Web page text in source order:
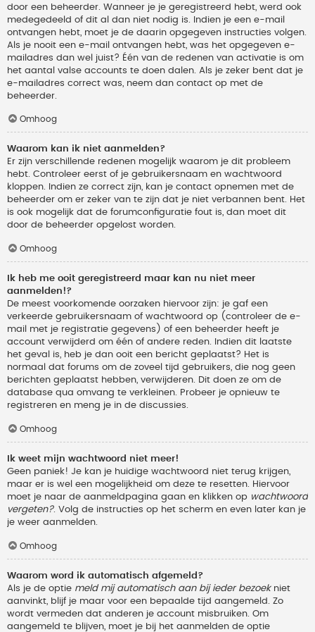
door een beheerder. Wanneer je je geregistreerd hebt, werd ook
medegedeeld of dit al dan niet nodig is. Indien je een e-mail
ontvangen hebt, moet je de daarin opgegeven instructies volgen.
Als je nooit een e-mail ontvangen hebt, was het opgegeven e-
mailadres dan wel juist? Één van de redenen van activatie is om
het aantal valse accounts te doen dalen. Als je zeker bent dat je
e-mailadres correct was, neem dan contact op met de
beheerder.
Omhoog
Waarom kan ik niet aanmelden?
Er zijn verschillende redenen mogelijk waarom je dit probleem
hebt. Controleer eerst of je gebruikersnaam en wachtwoord
kloppen. Indien ze correct zijn, kan je contact opnemen met de
beheerder om er zeker van te zijn dat je niet verbannen bent. Het
is ook mogelijk dat de forumconfiguratie fout is, dan moet dit
door de beheerder opgelost worden.
Omhoog
Ik heb me ooit geregistreerd maar kan nu niet meer
aanmelden!?
De meest voorkomende oorzaken hiervoor zijn: je gaf een
verkeerde gebruikersnaam of wachtwoord op (controleer de e-
mail met je registratie gegevens) of een beheerder heeft je
account verwijderd om één of andere reden. Indien dit laatste
het geval is, heb je dan ooit een bericht geplaatst? Het is
normaal dat forums om de zoveel tijd gebruikers, die nog geen
berichten geplaatst hebben, verwijderen. Dit doen ze om de
database qua omvang te verkleinen. Probeer je opnieuw te
registreren en meng je in de discussies.
Omhoog
Ik weet mijn wachtwoord niet meer!
Geen paniek! Je kan je huidige wachtwoord niet terug krijgen,
maar er is wel een mogelijkheid om deze te resetten. Hiervoor
moet je naar de aanmeldpagina gaan en klikken op wachtwoord
vergeten?. Volg de instructies op het scherm en even later kan je
je weer aanmelden.
Omhoog
Waarom word ik automatisch afgemeld?
Als je de optie meld mij automatisch aan bij ieder bezoekniet
aanvinkt, blijf je maar voor een bepaalde tijd aangemeld. Zo
wordt vermeden dat anderen je account misbruiken. Om
aangemeld te blijven, moet je bij het aanmelden de optie